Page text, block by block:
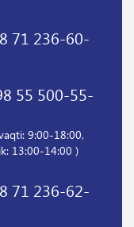
71 236-60-
55 500-55-
9:00-18:00,
13:00-14:00 )
71 236-62-